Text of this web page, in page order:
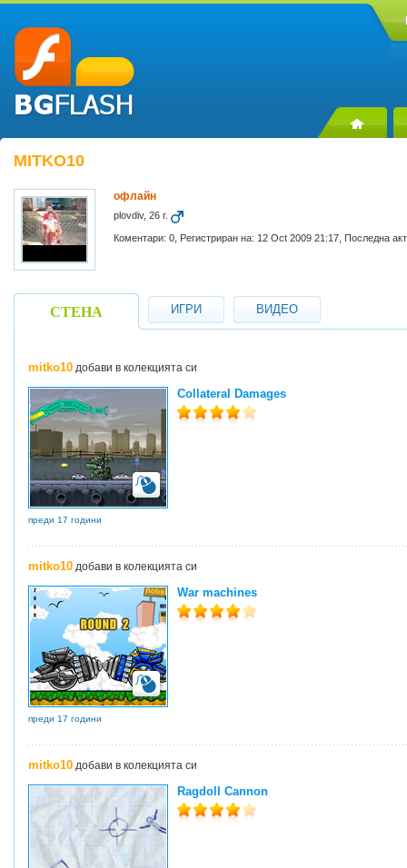
MITKO10
офлайн
plovdiv, 26 г.
Коментари: 0, Регистриран на: 12 Oct 2009 21:17, Последна
СТЕНА ИГРИ ВИДЕО
mitko10 добави в колекцията си
Collateral Damages
преди 17 години
mitko10 добави в колекцията си
War machines
преди 17 години
mitko10 добави в колекцията си
Ragdoll Cannon